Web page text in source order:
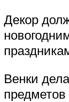
Декор
Венки
предметов